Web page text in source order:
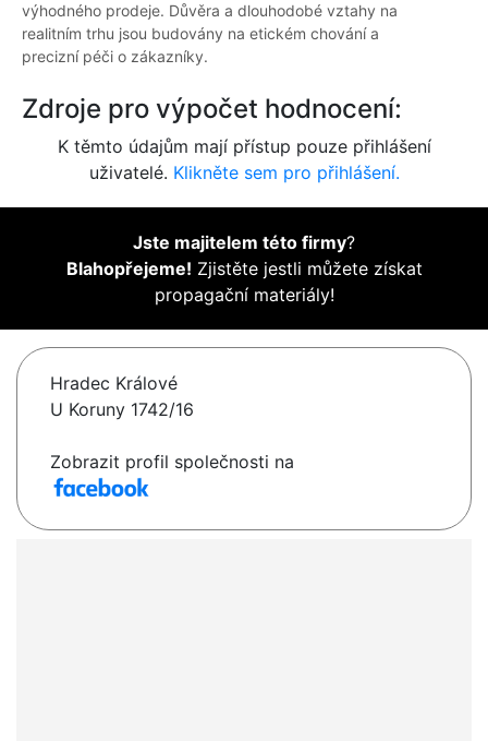
výhodného prodeje. Důvěra a dlouhodobé vztahy na
realitním trhu jsou budovány na etickém chování a
precizní péči o zákazníky.
Zdroje pro výpočet hodnocení:
K těmto údajům mají přístup pouze přihlášení
uživatelé. Klikněte sem pro přihlášení.
Jste majitelem této firmy?
Blahopřejeme! Zjistěte jestli můžete získat
propagační materiály!
Hradec Králové
U Koruny 1742/16
Zobrazit profil společnosti na